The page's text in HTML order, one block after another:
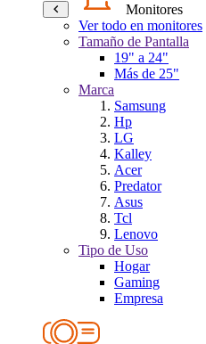
Monitores
Ver todo en monitores
Tamaño de Pantalla
19" a 24"
Más de 25"
Marca
Samsung
Hp
LG
Kalley
Acer
Predator
Asus
Tcl
Lenovo
Tipo de Uso
Hogar
Gaming
Empresa